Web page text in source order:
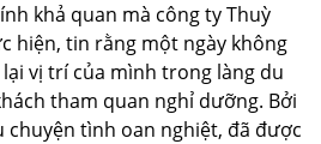
khả quan mà công ty Thuỳ
hiện, tin rằng một ngày không
vị trí của mình trong làng du
tham quan nghỉ dưỡng. Bởi
chuyện tình oan nghiệt, đã được